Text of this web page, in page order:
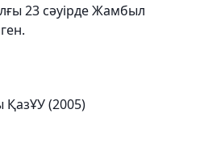
23 сәуірде Жамбыл
(2005)